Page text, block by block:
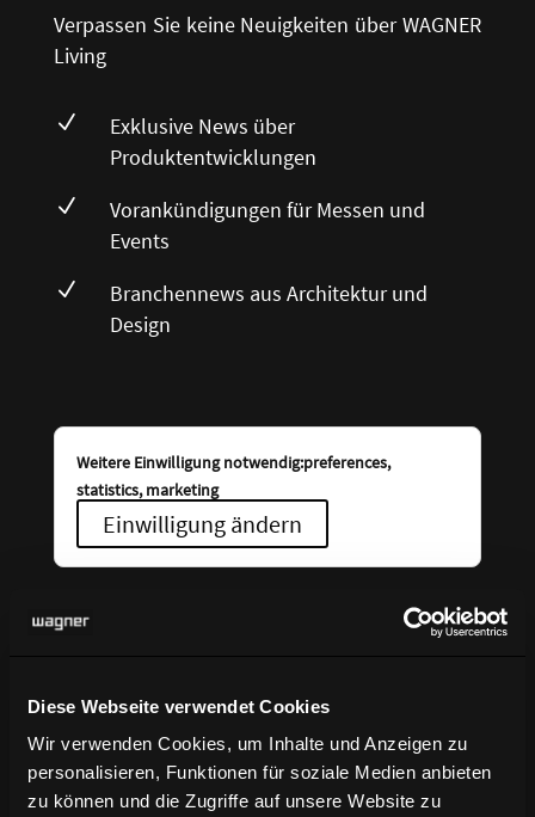
Diese Webseite verwendet Cookies
Wir verwenden Cookies, um Inhalte und Anzeigen zu
personalisieren, Funktionen für soziale Medien anbieten
zu können und die Zugriffe auf unsere Website zu
Verpassen Sie keine Neuigkeiten über WAGNER
Living
N
Exklusive News über
Produktentwicklungen
N
Vorankündigungen für Messen und
Events
N
Branchennews aus Architektur und
Design
Weitere Einwilligung notwendig:preferences,
statistics, marketing
Einwilligung ändern